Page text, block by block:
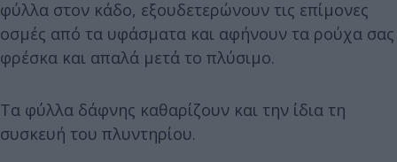
φύλλα στον κάδο, εξουδετερώνουν τις επίμονες
οσμές από τα υφάσματα και αφήνουν τα ρούχα σας
φρέσκα και απαλά μετά το πλύσιμο.
Τα φύλλα δάφνης καθαρίζουν και την ίδια τη
συσκευή του πλυντηρίου.